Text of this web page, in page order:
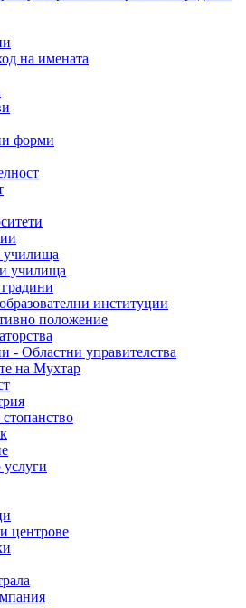
на имената
форми
училища
училища
институции
положение
- Областни управителства
на Мухтар
центрове